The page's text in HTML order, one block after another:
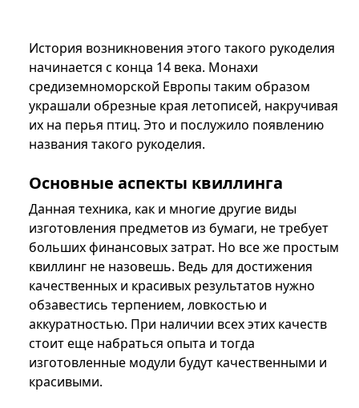
История возникновения этого такого рукоделия
начинается с конца 14 века. Монахи
средиземноморской Европы таким образом
украшали обрезные края летописей, накручивая
их на перья птиц. Это и послужило появлению
названия такого рукоделия.
Основные аспекты квиллинга
Данная техника, как и многие другие виды
изготовления предметов из бумаги, не требует
больших финансовых затрат. Но все же простым
квиллинг не назовешь. Ведь для достижения
качественных и красивых результатов нужно
обзавестись терпением, ловкостью и
аккуратностью. При наличии всех этих качеств
стоит еще набраться опыта и тогда
изготовленные модули будут качественными и
красивыми.